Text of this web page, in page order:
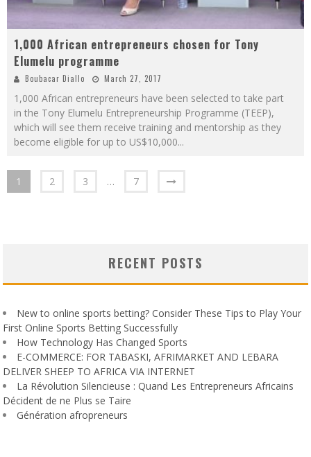
1,000 African entrepreneurs chosen for Tony
Elumelu programme
Boubacar Diallo March 27, 2017
1,000 African entrepreneurs have been selected to take part
in the Tony Elumelu Entrepreneurship Programme (TEEP),
which will see them receive training and mentorship as they
become eligible for up to US$10,000...
1 2 3 … 7
RECENT POSTS
New to online sports betting? Consider These Tips to Play Your
First Online Sports Betting Successfully
How Technology Has Changed Sports
E-COMMERCE: FOR TABASKI, AFRIMARKET AND LEBARA
DELIVER SHEEP TO AFRICA VIA INTERNET
La Révolution Silencieuse : Quand Les Entrepreneurs Africains
Décident de ne Plus se Taire
Génération afropreneurs